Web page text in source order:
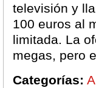
televisión y
100 euros al
limitada. La
megas, pero
Categorías: